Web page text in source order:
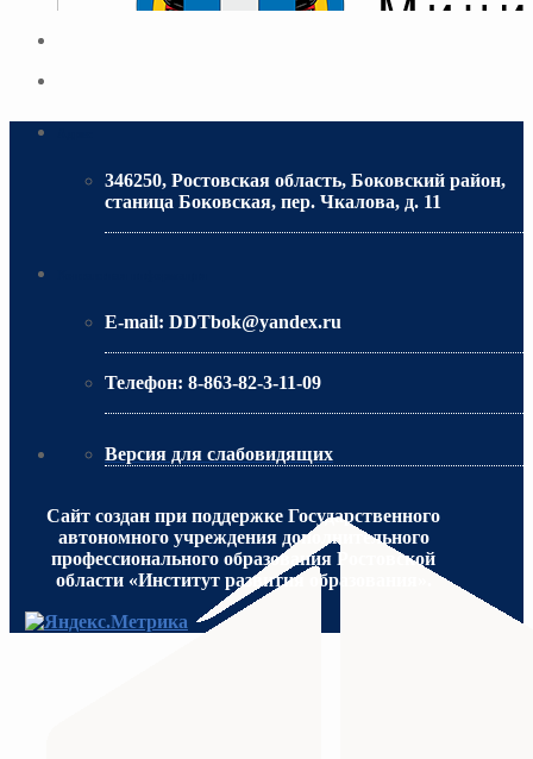
МИНИСТЕРСТВО ПРОСВЕЩЕНИЯ
346250, Ростовская область, Боковский район,
станица Боковская, пер. Чкалова, д. 11
E-mail: DDTbok@yandex.ru
Телефон: 8-863-82-3-11-09
Версия для слабовидящих
Сайт создан при поддержке Государственного
автономного учреждения дополнительного
профессионального образования Ростовской
области «Институт развития образования».